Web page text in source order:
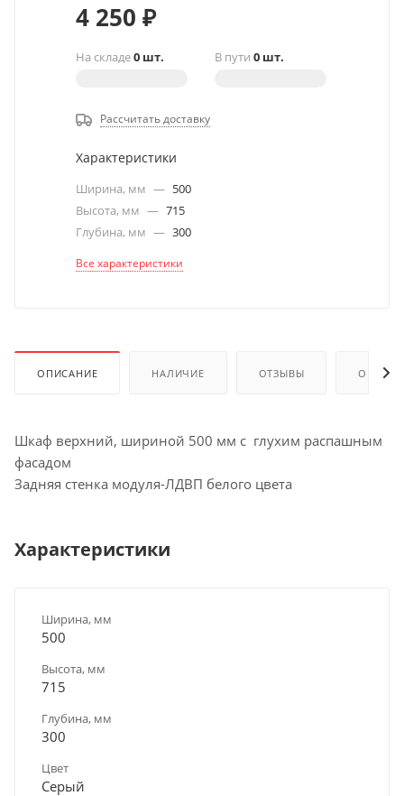
4 250 ₽
На складе0 шт. В пути 0 шт.
Рассчитать доставку
Характеристики
Ширина, мм — 500
Высота, мм — 715
Глубина, мм — 300
Все характеристики
ОПИСАНИЕ НАЛИЧИЕ ОТЗЫВЫ ОПЛАТА
Шкаф верхний, шириной 500 мм с глухим распашным
фасадом
Задняя стенка модуля-ЛДВП белого цвета
Характеристики
Ширина, мм
500
Высота, мм
715
Глубина, мм
300
Цвет
Серый